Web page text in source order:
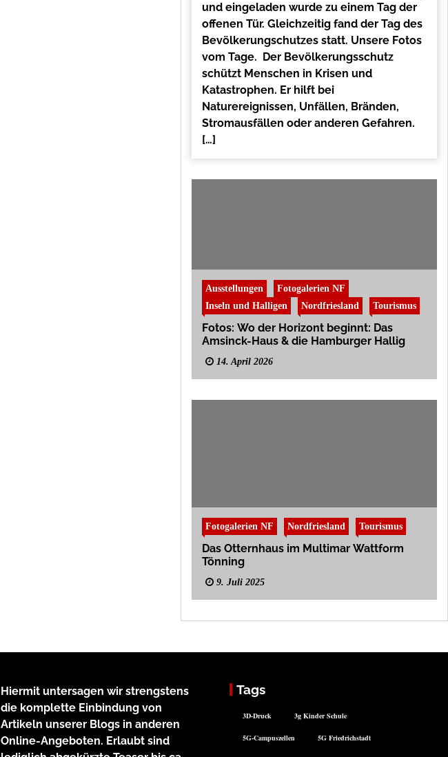
und eingeladen wurde zu einem Tag der
offenen Tür. Gleichzeitig fand der Tag des
Bevölkerungschutzes statt. Unsere Fotos
vom Tage. Der Bevölkerungsschutz
schützt Menschen in Krisen und
Katastrophen. Er hilft bei
Naturereignissen, Unfällen, Bränden,
Stromausfällen oder anderen Gefahren.
[…]
Ausstellungen
Fotogalerien NF
Inseln und Halligen
Nordfriesland Tourismus
Fotos: Wo der Horizont beginnt: Das
Amsinck-Haus & die Hamburger Hallig
14. April 2026
Fotogalerien NF Nordfriesland Tourismus
Das Otternhaus im Multimar Wattform
Tönning
9. Juli 2025
Hiermit untersagen wir strengstens
die komplette Einbindung von
Artikeln unserer Blogs in anderen
Online-Angeboten. Erlaubt sind
Tags
3D-Druck 3g Kinder Schule
5G-Campuszellen 5G Friedrichstadt